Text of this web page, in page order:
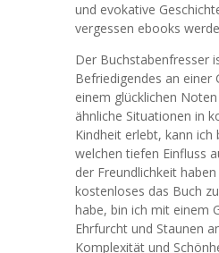
und evokative
vergessen ebooks
Der Buchstabenfresser
Befriedigendes an einer
einem glücklichen
ähnliche Situationen in
Kindheit erlebt, kann ich
welchen tiefen Einfluss
der Freundlichkeit
kostenloses das Buch
habe, bin ich mit einem
Ehrfurcht und Staunen
Komplexität und